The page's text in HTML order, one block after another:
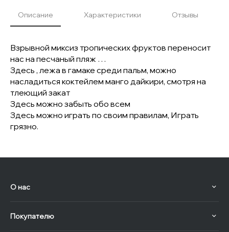
Описание Характеристики Отзывы
Взрывной миксиз тропических фруктов переносит
нас на песчаный пляж …
Здесь , лежа в гамаке среди пальм, можно
насладиться коктейлем манго дайкири, смотря на
тлеющий закат
Здесь можно забыть обо всем
Здесь можно играть по своим правилам, Играть
грязно.
О нас
Покупателю